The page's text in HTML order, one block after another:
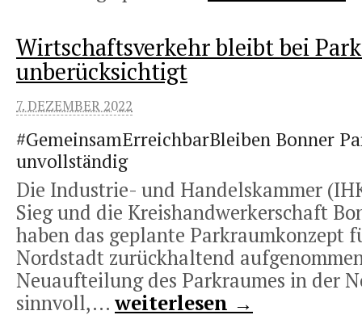
Wirtschaftsverkehr bleibt bei
unberücksichtigt
7. DEZEMBER 2022
#GemeinsamErreichbarBleiben Bonner
unvollständig
Die Industrie- und Handelskammer
Sieg und die Kreishandwerkerschaft
haben das geplante Parkraumkonzept
Nordstadt zurückhaltend
Neuaufteilung des Parkraumes in der
sinnvoll,... weiterlesen →